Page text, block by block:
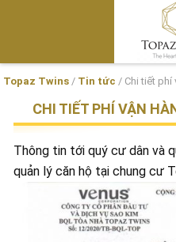
Topaz Twins / Tin tức / Chi tiết phí
CHI TIẾT PHÍ VẬN
Thông tin tới quý cư dân và
quản lý căn hộ tại chung cư